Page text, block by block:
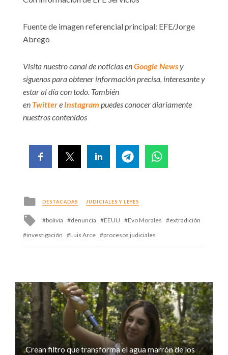
Fuente de imagen referencial principal: EFE/Jorge
Abrego
Visita nuestro canal de noticias enGoogle Newsy
síguenos para obtener información precisa, interesante y
estar al día con todo. También
en Twittere Instagram puedes conocer diariamente
nuestros contenidos
Posted
in
DESTACADAS JUDICIALES Y LEYES
Tagged
bolivia denuncia EEUU Evo Morales
extradición
investigación
Luis Arce procesos judiciales
Crean filtro que transforma el agua marrón de los